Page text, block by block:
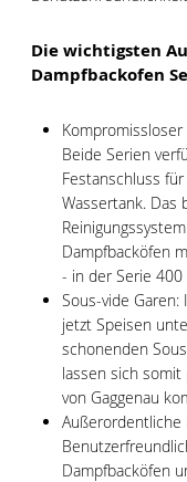
Die wichtigsten
Dampfbackofen
Beide Serien
Festanschluss
Wassertank. Das
Dampfbacköfen
- in der Serie
Sous-vide
jetzt Speisen
schonenden
lassen sich
von Gaggenau
Außerordentliche
Dampfbacköfen